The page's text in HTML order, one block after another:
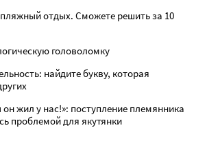
пляжный отдых. Сможете решить за 10
головоломку
найдите букву, которая
он жил у нас!»: поступление племянника
проблемой для якутянки